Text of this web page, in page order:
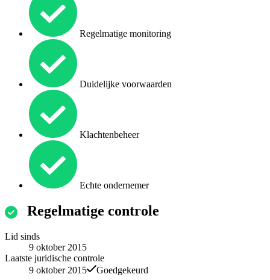
Regelmatige monitoring
Duidelijke voorwaarden
Klachtenbeheer
Echte ondernemer
Regelmatige controle
Lid sinds
9 oktober 2015
Laatste juridische controle
9 oktober 2015
Goedgekeurd